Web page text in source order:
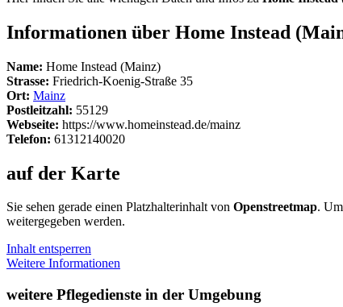
Informationen über Home Instead
Name: Home Instead (Mainz)
Strasse: Friedrich-Koenig-Straße 35
Ort: Mainz
Postleitzahl: 55129
Webseite: https://www.homeinstead.de/mainz
Telefon: 61312140020
auf der Karte
Sie sehen gerade einen Platzhalterinhalt von Openstreetmap.
weitergegeben werden.
Inhalt entsperren
Weitere Informationen
weitere Pflegedienste in der Umgebung